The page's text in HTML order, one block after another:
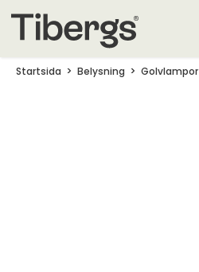
Startsida Belysning Golvlampor